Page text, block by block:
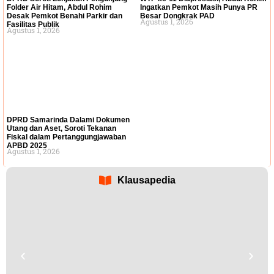
Folder Air Hitam, Abdul Rohim
Desak Pemkot Benahi Parkir dan
Fasilitas Publik
Agustus 1, 2026
Ingatkan Pemkot Masih Punya PR
Besar Dongkrak PAD
Agustus 1, 2026
DPRD Samarinda Dalami Dokumen
Utang dan Aset, Soroti Tekanan
Fiskal dalam Pertanggungjawaban
APBD 2025
Agustus 1, 2026
Klausapedia